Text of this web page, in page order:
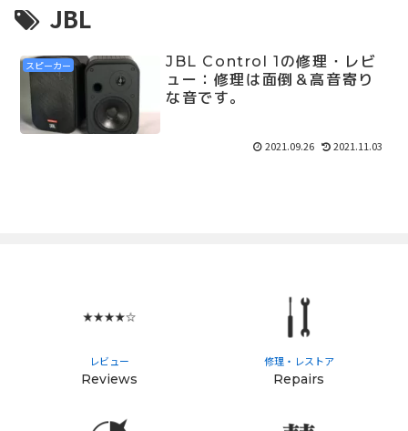
JBL
スピーカー
JBL Control 1の修理・レビ
ュー：修理は面倒＆高音寄り
な音です。
2021.09.26 2021.11.03
レビュー
Reviews
修理・レストア
Repairs